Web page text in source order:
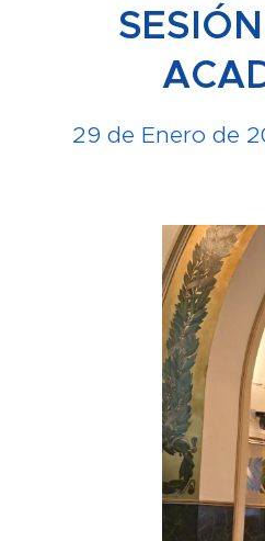
29 de Enero de